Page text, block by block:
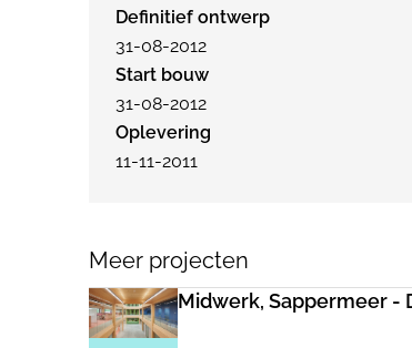
Definitief ontwerp
31-08-2012
Start bouw
31-08-2012
Oplevering
11-11-2011
Meer projecten
Midwerk, Sappermeer -